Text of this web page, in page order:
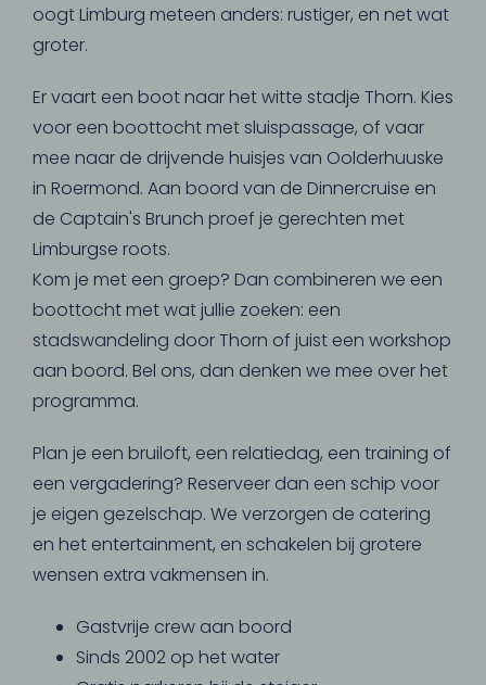
oogt Limburg meteen anders: rustiger, en net wat
groter.
Er vaart een boot naar het witte stadje Thorn. Kies
voor een boottocht met sluispassage, of vaar
mee naar de drijvende huisjes van Oolderhuuske
in Roermond. Aan boord van de Dinnercruise en
de Captain's Brunch proef je gerechten met
Limburgse roots.
Kom je met een groep? Dan combineren we een
boottocht met wat jullie zoeken: een
stadswandeling door Thorn of juist een workshop
aan boord. Bel ons, dan denken we mee over het
programma.
Plan je een bruiloft, een relatiedag, een training of
een vergadering? Reserveer dan een schip voor
je eigen gezelschap. We verzorgen de catering
en het entertainment, en schakelen bij grotere
wensen extra vakmensen in.
Gastvrije crew aan boord
Sinds 2002 op het water